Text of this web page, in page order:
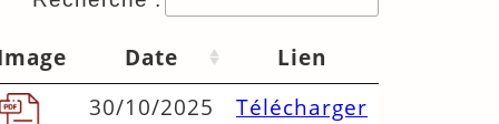
Date
Lien
30/10/2025 Télécharger